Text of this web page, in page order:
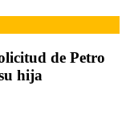
de Petro
hija